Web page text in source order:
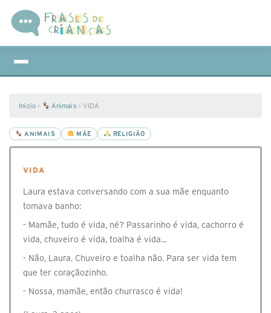
Início › Animais ›VIDA
ANIMAIS MÃE RELIGIÃO
VIDA
Laura estava conversando com a sua mãe enquanto
tomava banho:
- Mamãe, tudo é vida, né? Passarinho é vida, cachorro é
vida, chuveiro é vida, toalha é vida...
- Não, Laura. Chuveiro e toalha não. Para ser vida tem
que ter coraçãozinho.
- Nossa, mamãe, então churrasco é vida!